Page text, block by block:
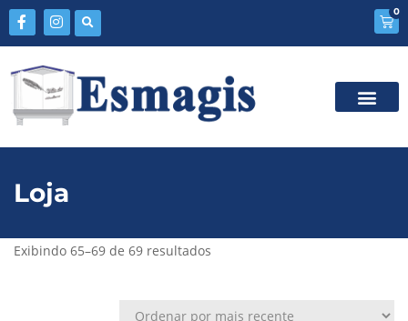
0
Loja
Exibindo 65–69 de 69 resultados